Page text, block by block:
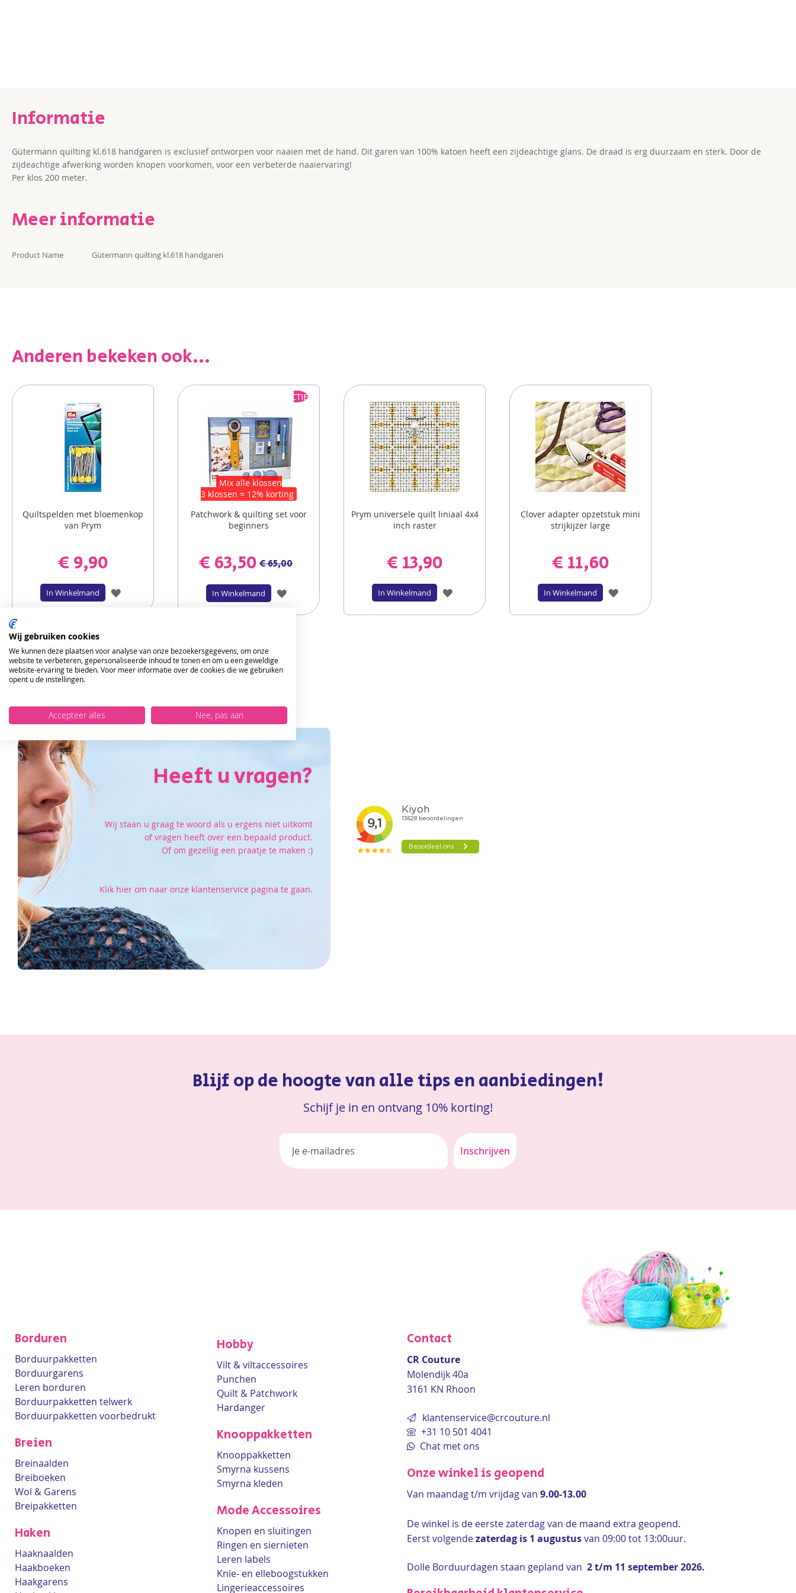
Gütermann quilting kl.618 handgaren is exclusief ontworpen voor naaien met de hand. Dit garen van 100% katoen heeft een zijdeachtige glans. De draad is erg duurzaam en sterk. Door de
zijdeachtige afwerking worden knopen voorkomen, voor een verbeterde naaiervaring!
Per klos 200 meter.
Meer informatie
Meer
Product Name Gütermann quilting kl.618 handgaren
Anderen bekeken ook...
Quiltspelden met bloemenkop
van Prym
€ 9,90
In Winkelmand
VOEG
VERLANGLIJST
ACTIE
Mix alle klossen
3 klossen = 12% korting
Patchwork & quilting set voor
beginners
€ 63,50 € 65,00
In Winkelmand
VOEG
TOE
Prym universele quilt liniaal 4x4
inch raster
€ 13,90
In Winkelmand
VOEG
TOE
Clover adapter opzetstuk mini
strijkijzer large
€ 11,60
In Winkelmand
VOEG
TOE
Heeft u vragen?
Wij staan u graag te woord als u ergens niet uitkomt
of vragen heeft over een bepaald product.
Of om gezellig een praatje te maken :)
Klik hier om naar onze klantenservice pagina te gaan.
Blijf op de hoogte van alle tips en aanbiedingen!
Schijf je in en ontvang 10% korting!
Inschrijven
Borduren
Borduurpakketten
Borduurgarens
Leren borduren
Borduurpakketten telwerk
Borduurpakketten voorbedrukt
Breien
Breinaalden
Breiboeken
Wol & Garens
Breipakketten
Haken
Haaknaalden
Haakboeken
Haakgarens
Hobby
Vilt & viltaccessoires
Punchen
Quilt & Patchwork
Hardanger
Knooppakketten
Knooppakketten
Smyrna kussens
Smyrna kleden
Mode Accessoires
Knopen en sluitingen
Ringen en siernieten
Leren labels
Knie- en elleboogstukken
Lingerieaccessoires
Contact
CR Couture
Molendijk 40a
3161 KN Rhoon
klantenservice@crcouture.nl
+31 10 501 4041
Chat met ons
Onze winkel is geopend
Van maandag t/m vrijdag van 9.00-13.00
De winkel is de eerste zaterdag van de maand extra geopend.
Eerst volgendezaterdag is 1 augustusvan 09:00 tot 13:00uur.
Dolle Borduurdagen staan gepland van 2 t/m 11 september 2026.
Wij gebruiken cookies
We kunnen deze plaatsen voor analyse van onze bezoekersgegevens, om onze
website te verbeteren, gepersonaliseerde inhoud te tonen en om u een geweldige
website-ervaring te bieden. Voor meer informatie over de cookies die we gebruiken
opent u de instellingen.
Accepteer alles Nee, pas aan